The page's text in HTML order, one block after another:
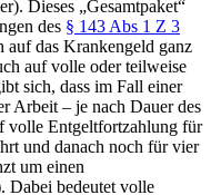
Dieses „Gesamtpaket“
des § 143 Abs 1 Z 3
auf das Krankengeld ganz
auf volle oder teilweise
sich, dass im Fall einer
Arbeit – je nach Dauer des
volle Entgeltfortzahlung für
und danach noch für vier
um einen
Dabei bedeutet volle